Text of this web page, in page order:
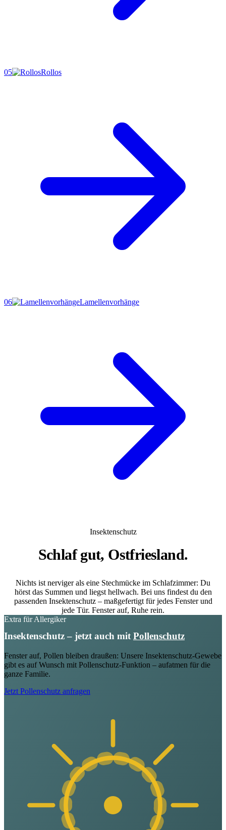
05 Rollos
06 Lamellenvorhänge
Insektenschutz
Schlaf gut, Ostfriesland.
Nichts ist nerviger als eine Stechmücke im Schlafzimmer: Du
hörst das Summen und liegst hellwach. Bei uns findest du den
passenden Insektenschutz – maßgefertigt für jedes Fenster und
jede Tür. Fenster auf, Ruhe rein.
Extra für Allergiker
Insektenschutz – jetzt auch mitPollenschutz
Fenster auf, Pollen bleiben draußen: Unsere Insektenschutz-Gewebe
gibt es auf Wunsch mit Pollenschutz-Funktion – aufatmen für die
ganze Familie.
Jetzt Pollenschutz anfragen